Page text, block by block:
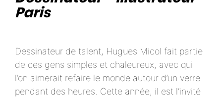
Paris
Dessinateur de talent, Hugues Micol fait partie
de ces gens simples et chaleureux, avec qui
l’on aimerait refaire le monde autour d’un verre
pendant des heures. Cette année, il est l’invité